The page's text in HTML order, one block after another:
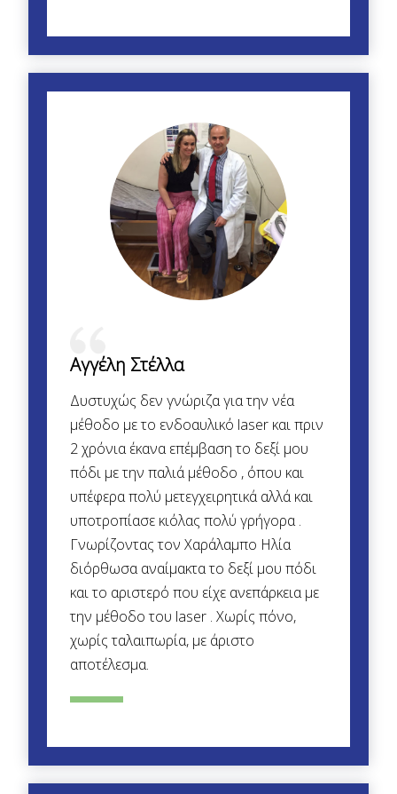
Αγγέλη Στέλλα
Δυστυχώς δεν γνώριζα για την νέα
μέθοδο με το ενδοαυλικό laser και πριν
2 χρόνια έκανα επέμβαση το δεξί μου
πόδι με την παλιά μέθοδο , όπου και
υπέφερα πολύ μετεγχειρητικά αλλά και
υποτροπίασε κιόλας πολύ γρήγορα .
Γνωρίζοντας τον Χαράλαμπο Ηλία
διόρθωσα αναίμακτα το δεξί μου πόδι
και το αριστερό που είχε ανεπάρκεια με
την μέθοδο του laser . Χωρίς πόνο,
χωρίς ταλαιπωρία, με άριστο
αποτέλεσμα.